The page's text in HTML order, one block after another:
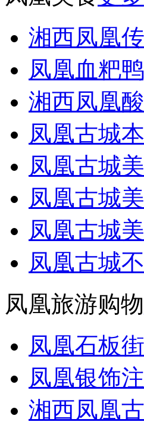
湘西凤凰
凤凰血粑
湘西凤凰
凤凰古城
凤凰古城
凤凰古城
凤凰古城
凤凰古城
凤凰旅游购物
凤凰石板
凤凰银饰
湘西凤凰